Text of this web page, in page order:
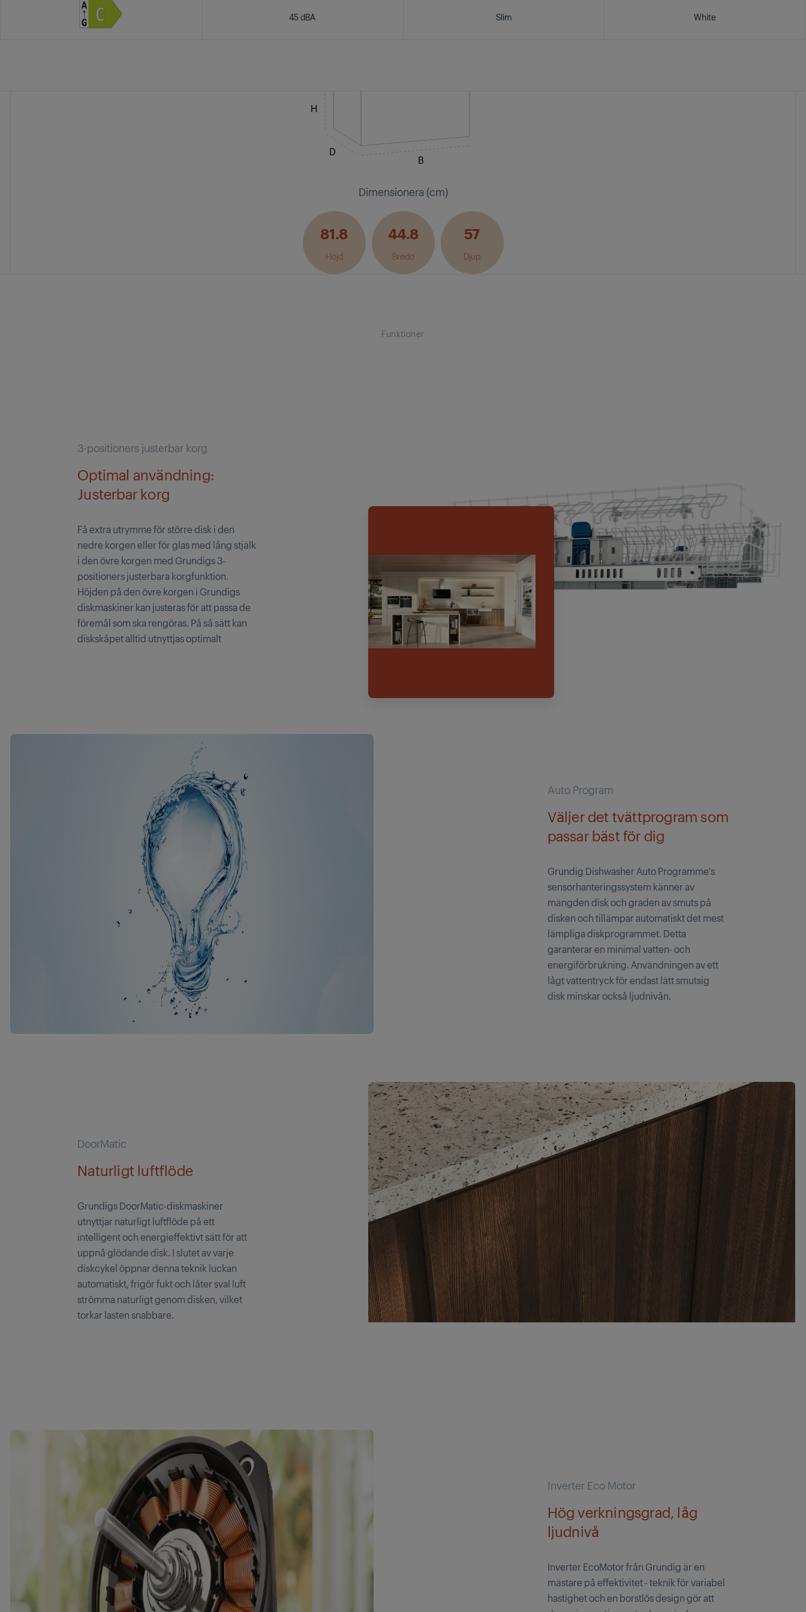
45 dBA Slim White
H
D
B
Dimensionera (cm)
81.8
Höjd
44.8
Bredd
57
Djup
Funktioner
3-positioners justerbar korg
Optimal användning:
Justerbar korg
Få extra utrymme för större disk i den
nedre korgen eller för glas med lång stjälk
i den övre korgen med Grundigs 3-
positioners justerbara korgfunktion.
Höjden på den övre korgen i Grundigs
diskmaskiner kan justeras för att passa de
föremål som ska rengöras. På så sätt kan
diskskåpet alltid utnyttjas optimalt
Auto Program
Väljer det tvättprogram som
passar bäst för dig
Grundig Dishwasher Auto Programme's
sensorhanteringssystem känner av
mängden disk och graden av smuts på
disken och tillämpar automatiskt det mest
lämpliga diskprogrammet. Detta
garanterar en minimal vatten- och
energiförbrukning. Användningen av ett
lågt vattentryck för endast lätt smutsig
disk minskar också ljudnivån.
DoorMatic
Naturligt luftflöde
Grundigs DoorMatic-diskmaskiner
utnyttjar naturligt luftflöde på ett
intelligent och energieffektivt sätt för att
uppnå glödande disk. I slutet av varje
diskcykel öppnar denna teknik luckan
automatiskt, frigör fukt och låter sval luft
strömma naturligt genom disken, vilket
torkar lasten snabbare.
Inverter Eco Motor
Hög verkningsgrad, låg
ljudnivå
Inverter EcoMotor från Grundig är en
mästare på effektivitet - teknik för variabel
hastighet och en borstlös design gör att